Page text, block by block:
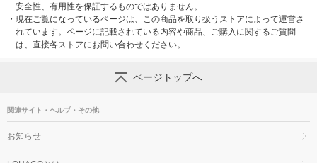
安全性、有用性を保証するものではありません。
・ 現在ご覧になっているページは、この商品を取り扱うストアによって運営さ
れています。ページに記載されている内容や商品、ご購入に関するご質問
は、直接各ストアにお問い合わせください。
ページトップへ
関連サイト・ヘルプ・その他
お知らせ